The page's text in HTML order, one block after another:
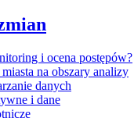
i ocena postępów?
miasta na obszary analizy
danych
i dane